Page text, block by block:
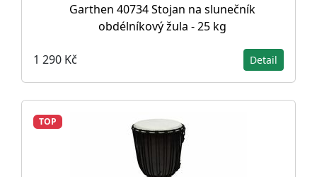
Garthen 40734 Stojan na slunečník
obdélníkový žula - 25 kg
1 290 Kč Detail
TOP